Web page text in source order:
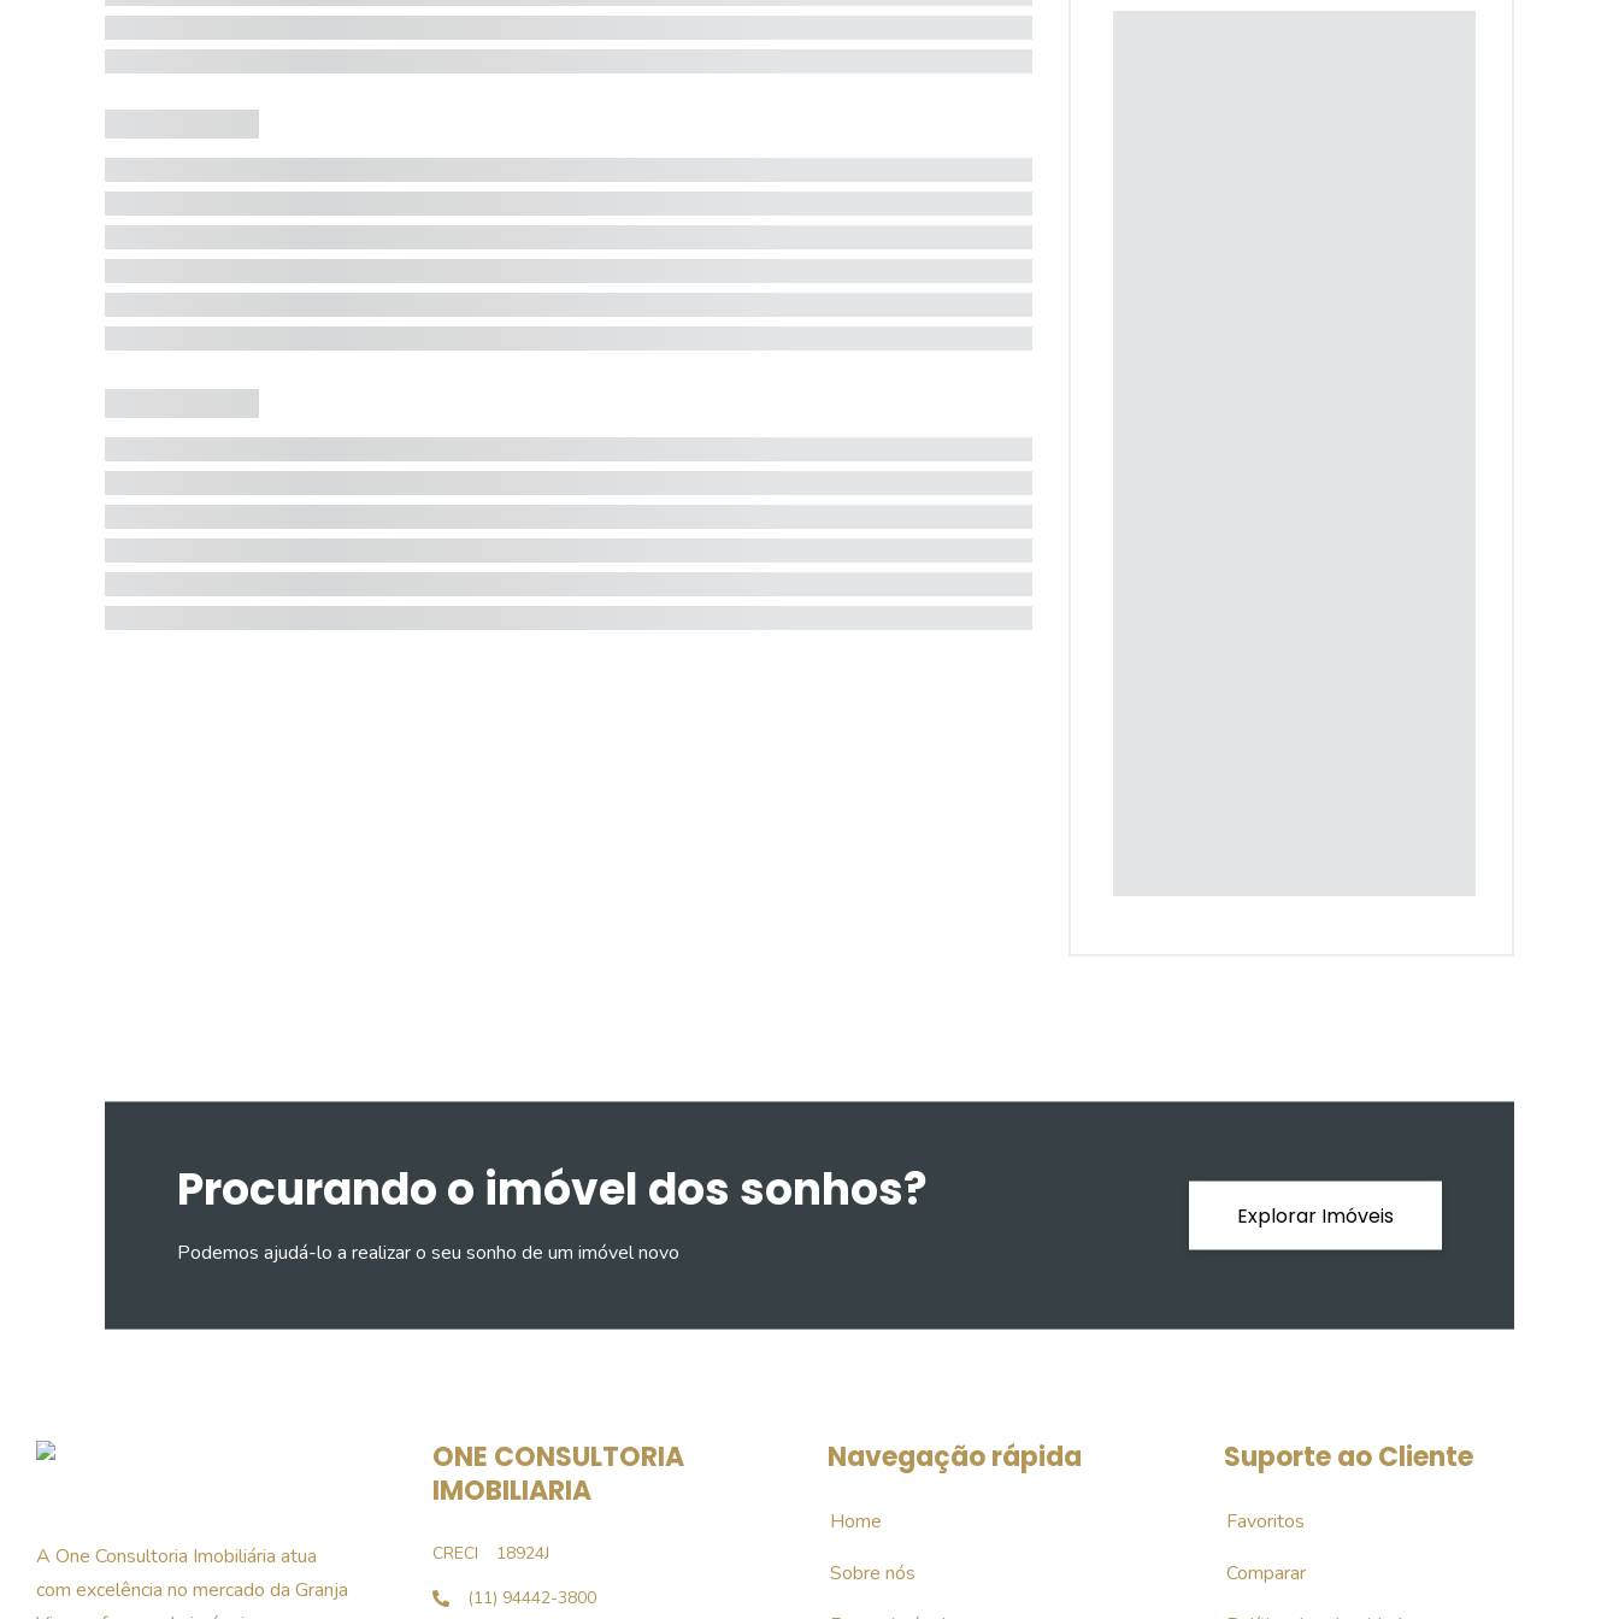
Procurando o imóvel dos sonhos?
Podemos ajudá-lo a realizar o seu sonho de um imóvel novo
Explorar Imóveis
A One Consultoria Imobiliária atua
com excelência no mercado da Granja
ONE CONSULTORIA
IMOBILIARIA
CRECI
18924J
(11) 94442-3800
Navegação rápida
Home
Sobre nós
Suporte ao Cliente
Favoritos
Comparar